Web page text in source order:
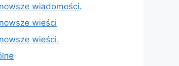
wiadomości.
wieści
wieści.